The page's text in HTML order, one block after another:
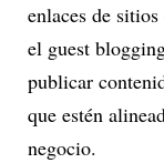
enlaces de
el guest
publicar
que estén
negocio.